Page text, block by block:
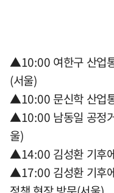
▲10:00 여한구 산업
(서울)
▲10:00 문신학 산업
▲10:00 남동일 공정
울)
▲14:00 김성환 기후
▲17:00 김성환 기후